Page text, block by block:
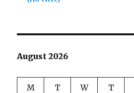
August 2026
M T W T